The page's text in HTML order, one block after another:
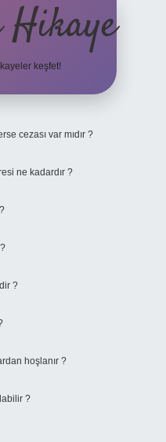
keşfet!
cezası var mıdır ?
ne kadardır ?
?
hoşlanır ?
?